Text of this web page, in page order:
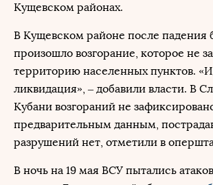
Кущевском районах.
В Кущевском районе после падения
произошло возгорание, которое не
территорию населенных пунктов.
ликвидация», – добавили власти. В
Кубани возгораний не
предварительным данным,
разрушений нет, отметили в
В ночь на 19 мая ВСУ пытались